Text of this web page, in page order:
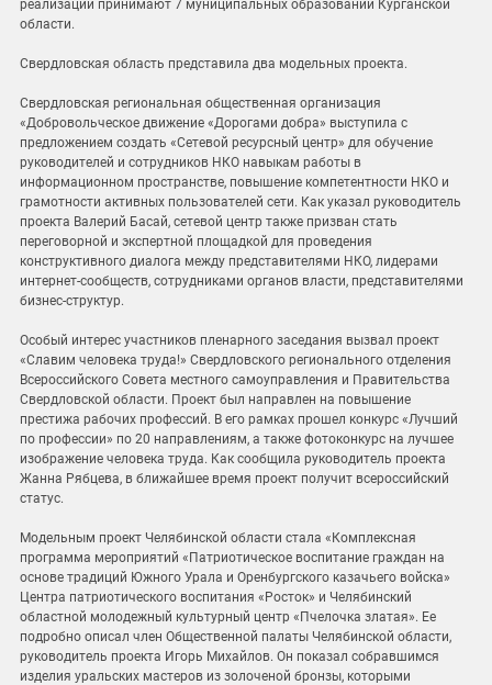
реализации принимают 7 муниципальных образований Курганской
области.
Свердловская область представила два модельных проекта.
Свердловская региональная общественная организация
«Добровольческое движение «Дорогами добра» выступила с
предложением создать «Сетевой ресурсный центр» для обучение
руководителей и сотрудников НКО навыкам работы в
информационном пространстве, повышение компетентности НКО и
грамотности активных пользователей сети. Как указал руководитель
проекта Валерий Басай, сетевой центр также призван стать
переговорной и экспертной площадкой для проведения
конструктивного диалога между представителями НКО, лидерами
интернет-сообществ, сотрудниками органов власти, представителями
бизнес-структур.
Особый интерес участников пленарного заседания вызвал проект
«Славим человека труда!» Свердловского регионального отделения
Всероссийского Совета местного самоуправления и Правительства
Свердловской области. Проект был направлен на повышение
престижа рабочих профессий. В его рамках прошел конкурс «Лучший
по профессии» по 20 направлениям, а также фотоконкурс на лучшее
изображение человека труда. Как сообщила руководитель проекта
Жанна Рябцева, в ближайшее время проект получит всероссийский
статус.
Модельным проект Челябинской области стала «Комплексная
программа мероприятий «Патриотическое воспитание граждан на
основе традиций Южного Урала и Оренбургского казачьего войска»
Центра патриотического воспитания «Росток» и Челябинский
областной молодежный культурный центр «Пчелочка златая». Ее
подробно описал член Общественной палаты Челябинской области,
руководитель проекта Игорь Михайлов. Он показал собравшимся
изделия уральских мастеров из золоченой бронзы, которыми